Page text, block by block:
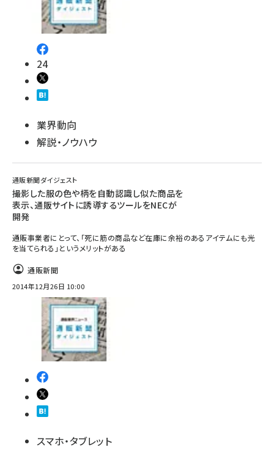
24
業界動向
解説・ノウハウ
通販新聞ダイジェスト
撮影した服の色や柄を自動認識し似た商品を
表示、通販サイトに誘導するツールをNECが
開発
通販事業者にとって、「死に筋の商品など在庫に余裕のあるアイテムにも光
を当てられる」というメリットがある
通販新聞
2014年12月26日 10:00
スマホ・タブレット